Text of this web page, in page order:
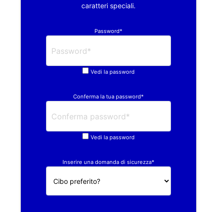
caratteri speciali.
Password*
Vedi la password
Conferma la tua password*
Vedi la password
Inserire una domanda di sicurezza*